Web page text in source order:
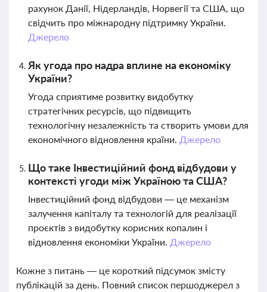
рахунок Данії, Нідерландів, Норвегії та США, що
свідчить про міжнародну підтримку України.
Джерело
Як угода про надра вплине на економіку
України?
Угода сприятиме розвитку видобутку
стратегічних ресурсів, що підвищить
технологічну незалежність та створить умови для
економічного відновлення країни. Джерело
Що таке Інвестиційний фонд відбудови у
контексті угоди між Україною та США?
Інвестиційний фонд відбудови — це механізм
залучення капіталу та технологій для реалізації
проєктів з видобутку корисних копалин і
відновлення економіки України. Джерело
Кожне з питань — це короткий підсумок змісту
публікацій за день. Повний список першоджерел з